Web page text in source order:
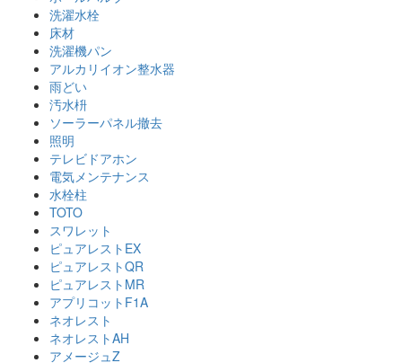
洗濯水栓
床材
洗濯機パン
アルカリイオン整水器
雨どい
汚水枡
ソーラーパネル撤去
照明
テレビドアホン
電気メンテナンス
水栓柱
TOTO
スワレット
ピュアレストEX
ピュアレストQR
ピュアレストMR
アプリコットF1A
ネオレスト
ネオレストAH
アメージュZ